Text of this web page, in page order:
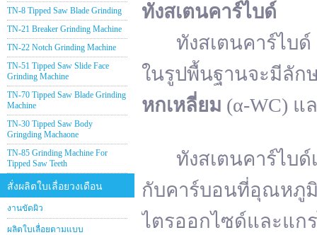
TN-8 Tipped Saw Blade Grinding
TN-21 Breaker Grinding Machine
TN-22 Notch Grinding Machine
TN-51 Tipped Saw Slide Face
Grinding Machine
TN-70 Tipped Saw Blade Grinding
Machine
TN-30 Tipped Saw Body
Gringding Machaone
TN-85 Grinding Machine For
Tipped Saw Teeth
สั่งผลิตใบเลื่อยวงเดือน
งานขัดผิว
ผลิตใบเลื่อยตามแบบ
ทังสเตนคาร์ไบด์
ทังสเตนคาร์ไบด์ (
ในรูปพื้นฐานจะมีลัก
หกเหลี่ยม (α-WC) แ
ทังสเตนคาร์ไบด์เ
กับคาร์บอนที่อุณหภูมิ
ไตรออกไซด์และแก